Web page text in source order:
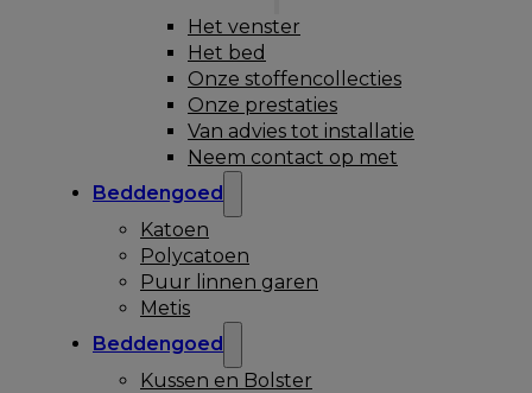
Het venster
Het bed
Onze stoffencollecties
Onze prestaties
Van advies tot installatie
Neem contact op met
Beddengoed
Katoen
Polycatoen
Puur linnen garen
Metis
Beddengoed
Kussen en Bolster